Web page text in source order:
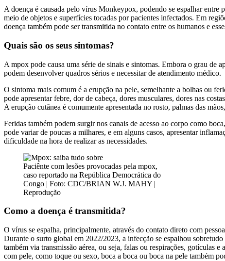
A doença é causada pelo vírus Monkeypox, podendo se espalhar entre
meio de objetos e superfícies tocadas por pacientes infectados. Em
doença também pode ser transmitida no contato entre os humanos e
Quais são os seus sintomas?
A mpox pode causa uma série de sinais e sintomas. Embora o grau de
podem desenvolver quadros sérios e necessitar de atendimento médico.
O sintoma mais comum é a erupção na pele, semelhante a bolhas ou
pode apresentar febre, dor de cabeça, dores musculares, dores nas
A erupção cutânea é comumente apresentada no rosto, palmas das
Feridas também podem surgir nos canais de acesso ao corpo como
pode variar de poucas a milhares, e em alguns casos, apresentar
dificuldade na hora de realizar as necessidades.
Paciênte com lesões provocadas pela mpox,
caso reportado na República Democrática do
Congo | Foto: CDC/BRIAN W.J. MAHY |
Reprodução
Como a doença é transmitida?
O vírus se espalha, principalmente, através do contato direto com
Durante o surto global em 2022/2023, a infecção se espalhou
também via transmissão aérea, ou seja, falas ou respirações, gotículas
com pele, como toque ou sexo, boca a boca ou boca na pele também